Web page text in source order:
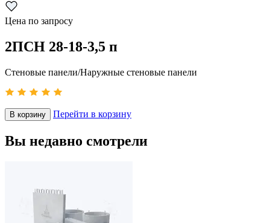
Цена по запросу
2ПСН 28-18-3,5 п
Стеновые панели/Наружные стеновые панели
В корзину Перейти в корзину
Вы недавно смотрели